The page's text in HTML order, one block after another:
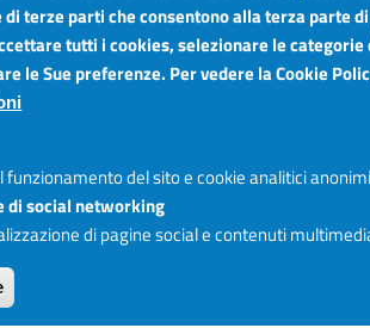
e Agricoltura del Sud Est Sicilia
- Ragusa
4 - Siracusa
Orari sportelli:
Dal Lunedì al
Martedì anche 15.45
Accessibilità
di terze parti che consentono alla terza parte
tutti i cookies, selezionare le
le Sue preferenze. Per vedere la Cookie
funzionamento del sito e cookie analitici
di social networking
di pagine social e contenuti